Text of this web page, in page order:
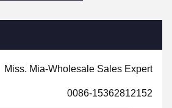
Miss. Mia-Wholesale Sales Expert
0086-15362812152